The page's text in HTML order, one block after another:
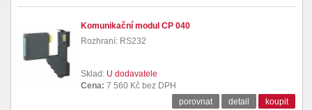
Komunikační modul CP 040
Rozhraní: RS232
Sklad: U dodavatele
Cena: 7 560 Kč bez DPH
porovnat
detail koupit